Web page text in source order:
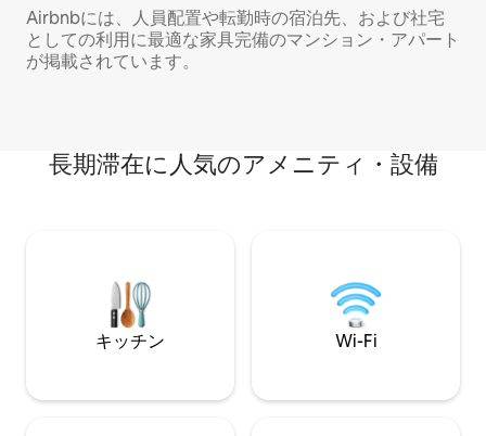
Airbnbには、人員配置や転勤時の宿泊先、および社宅
としての利用に最適な家具完備のマンション・アパート
が掲載されています。
長期滞在に人気のアメニティ・設備
キッチン Wi-Fi